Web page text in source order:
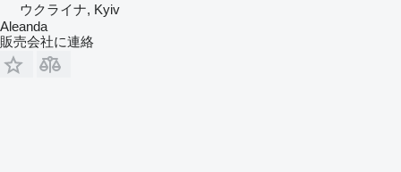
ウクライナ, Kyiv
Aleanda
販売会社に連絡